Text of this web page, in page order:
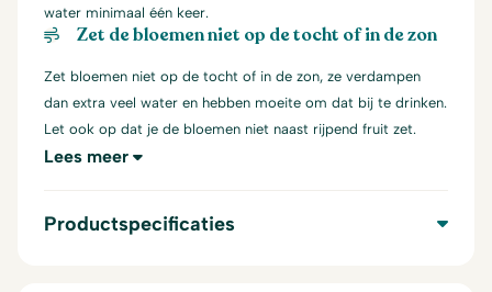
water minimaal één keer.
Zet de bloemen niet op de tocht of in de zon
Zet bloemen niet op de tocht of in de zon, ze verdampen
dan extra veel water en hebben moeite om dat bij te drinken.
Let ook op dat je de bloemen niet naast rijpend fruit zet.
Lees meer
Productspecificaties